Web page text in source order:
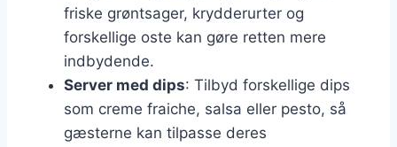
friske grøntsager, krydderurter og
forskellige oste kan gøre retten mere
indbydende.
Server med dips: Tilbyd forskellige dips
som creme fraiche, salsa eller pesto, så
gæsterne kan tilpasse deres